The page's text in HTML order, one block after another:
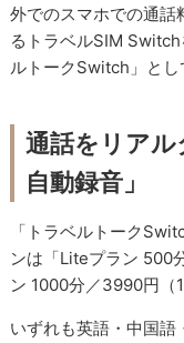
外でのスマホでの通話
るトラベルSIM
ルトークSwitch」とし
通話をリア
自動録音」
「トラベルトーク
ンは「Liteプラン 500
ン 1000分／3990円（
いずれも英語・中国語